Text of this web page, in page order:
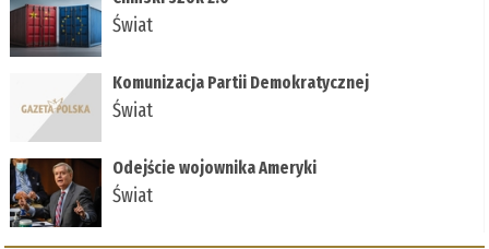
Świat
Komunizacja Partii Demokratycznej
Świat
Odejście wojownika Ameryki
Świat